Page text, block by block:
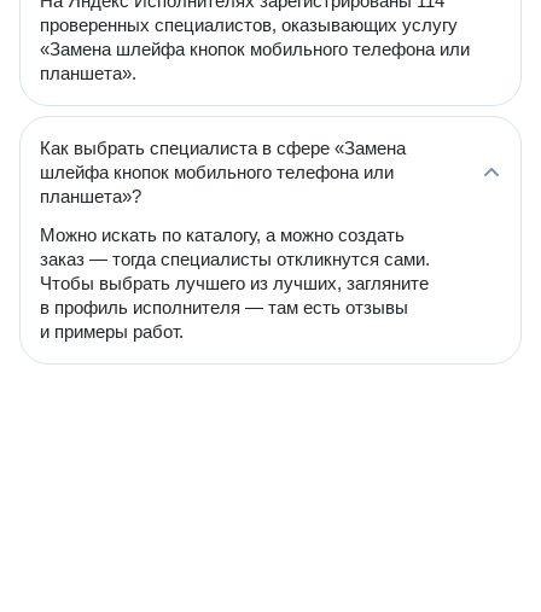
проверенных специалистов, оказывающих услугу
«Замена шлейфа кнопок мобильного телефона или
планшета».
Как выбрать специалиста в сфере «Замена
шлейфа кнопок мобильного телефона или
планшета»?
Можно искать по каталогу, а можно создать
заказ — тогда специалисты откликнутся сами.
Чтобы выбрать лучшего из лучших, загляните
в профиль исполнителя — там есть отзывы
и примеры работ.